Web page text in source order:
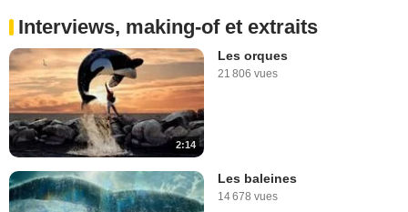
Interviews, making-of et extraits
2:14
Les orques
21 806 vues
Les baleines
14 678 vues